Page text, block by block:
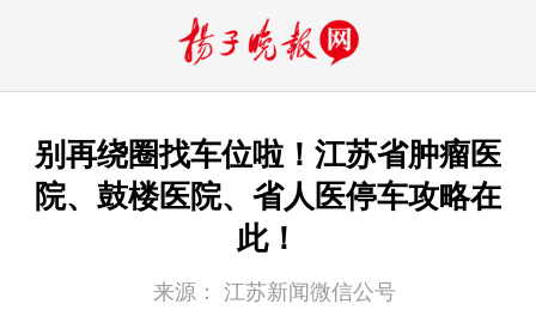
别再绕圈找车位啦！江苏省肿瘤医
院、鼓楼医院、省人医停车攻略在
此！
来源：
江苏新闻微信公号